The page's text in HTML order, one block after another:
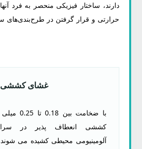
دارند، ساختار فیزیکی منحصر به فرد
حرارتی و قرار گرفتن در طرح‌بندی‌های
غشای کششی
با ضخامت
کششی انعطاف پذیر در
آلومینیومی محیطی کشیده می